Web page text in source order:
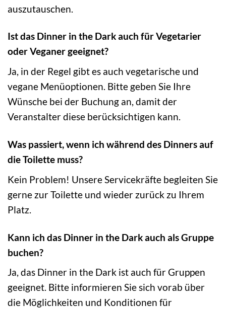
auszutauschen.
Ist das Dinner in the Dark auch für Vegetarier
oder Veganer geeignet?
Ja, in der Regel gibt es auch vegetarische und
vegane Menüoptionen. Bitte geben Sie Ihre
Wünsche bei der Buchung an, damit der
Veranstalter diese berücksichtigen kann.
Was passiert, wenn ich während des Dinners auf
die Toilette muss?
Kein Problem! Unsere Servicekräfte begleiten Sie
gerne zur Toilette und wieder zurück zu Ihrem
Platz.
Kann ich das Dinner in the Dark auch als Gruppe
buchen?
Ja, das Dinner in the Dark ist auch für Gruppen
geeignet. Bitte informieren Sie sich vorab über
die Möglichkeiten und Konditionen für